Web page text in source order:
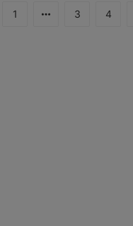
1 3 4